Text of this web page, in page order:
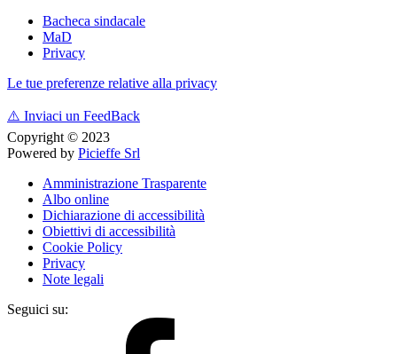
Bacheca sindacale
MaD
Privacy
Le tue preferenze relative alla privacy
⚠️ Inviaci un FeedBack
Copyright © 2023
Powered by Picieffe Srl
Amministrazione Trasparente
Albo online
Dichiarazione di accessibilità
Obiettivi di accessibilità
Cookie Policy
Privacy
Note legali
Seguici su: